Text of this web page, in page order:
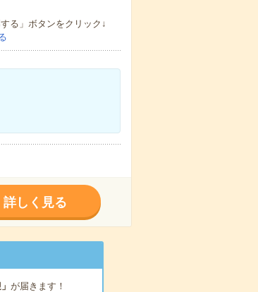
る」ボタンをクリック↓
詳しく見る
が届きます！